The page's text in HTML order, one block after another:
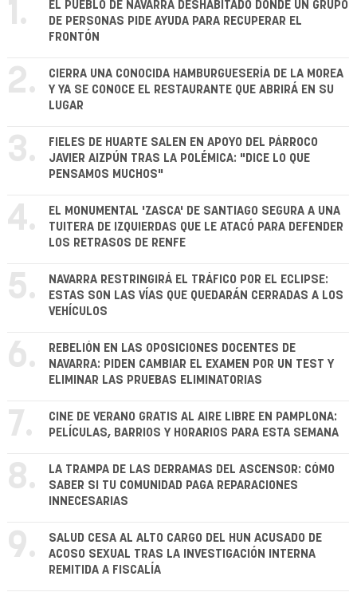
1.
EL PUEBLO DE NAVARRA DESHABITADO DONDE UN GRUPO
DE PERSONAS PIDE AYUDA PARA RECUPERAR EL
FRONTÓN
2.
CIERRA UNA CONOCIDA HAMBURGUESERÍA DE LA MOREA
Y YA SE CONOCE EL RESTAURANTE QUE ABRIRÁ EN SU
LUGAR
3.
FIELES DE HUARTE SALEN EN APOYO DEL PÁRROCO
JAVIER AIZPÚN TRAS LA POLÉMICA: "DICE LO QUE
PENSAMOS MUCHOS"
4.
EL MONUMENTAL 'ZASCA' DE SANTIAGO SEGURA A UNA
TUITERA DE IZQUIERDAS QUE LE ATACÓ PARA DEFENDER
LOS RETRASOS DE RENFE
5.
NAVARRA RESTRINGIRÁ EL TRÁFICO POR EL ECLIPSE:
ESTAS SON LAS VÍAS QUE QUEDARÁN CERRADAS A LOS
VEHÍCULOS
6.
REBELIÓN EN LAS OPOSICIONES DOCENTES DE
NAVARRA: PIDEN CAMBIAR EL EXAMEN POR UN TEST Y
ELIMINAR LAS PRUEBAS ELIMINATORIAS
7.
CINE DE VERANO GRATIS AL AIRE LIBRE EN PAMPLONA:
PELÍCULAS, BARRIOS Y HORARIOS PARA ESTA SEMANA
8.
LA TRAMPA DE LAS DERRAMAS DEL ASCENSOR: CÓMO
SABER SI TU COMUNIDAD PAGA REPARACIONES
INNECESARIAS
9.
SALUD CESA AL ALTO CARGO DEL HUN ACUSADO DE
ACOSO SEXUAL TRAS LA INVESTIGACIÓN INTERNA
REMITIDA A FISCALÍA